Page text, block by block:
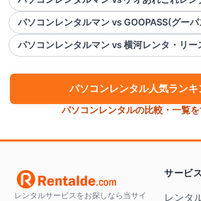
パソコンレンタルマン vs GOOPASS(グーパ
パソコンレンタルマン vs 横河レンタ・リー
パソコンレンタル人気ラン
パソコンレンタルの比較・一覧
レンタルサービスをお探しなら当サイ
サービス
レンタ